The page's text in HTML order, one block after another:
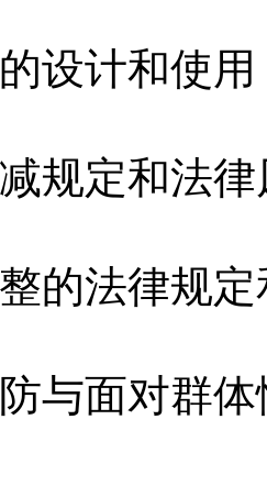
设计和使用
规定和法律
的法律规
与面对群